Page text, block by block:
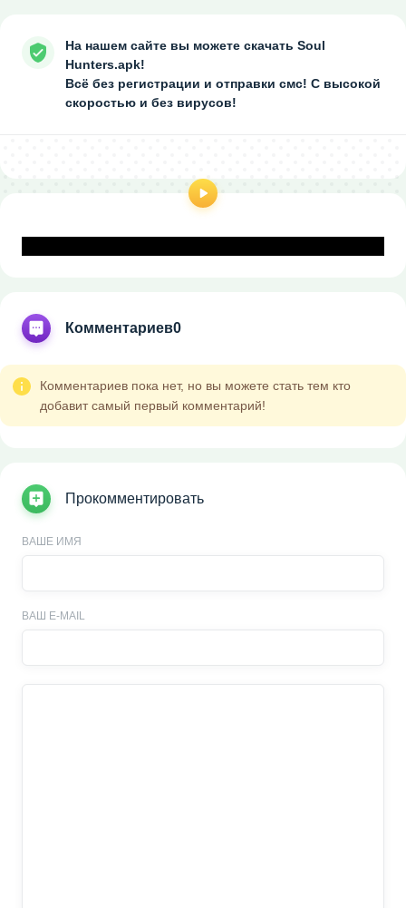
На нашем сайте вы можете скачать Soul
Hunters.apk!
Всё без регистрации и отправки смс! С высокой
скоростью и без вирусов!
Комментариев0
Комментариев пока нет, но вы можете стать тем кто
добавит самый первый комментарий!
Прокомментировать
ВАШЕ ИМЯ
ВАШ E-MAIL